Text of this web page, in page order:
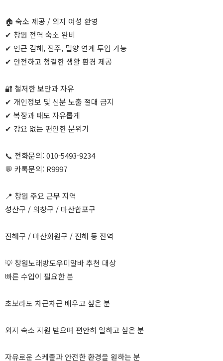
🏠 숙소 제공 / 외지 여성 환영
✔ 창원 전역 숙소 완비
✔ 인근 김해, 진주, 밀양 연계 투입 가능
✔ 안전하고 청결한 생활 환경 제공
🔐 철저한 보안과 자유
✔ 개인정보 및 신분 노출 절대 금지
✔ 복장과 태도 자유롭게
✔ 강요 없는 편안한 분위기
📞 전화문의: 010-5493-9234
💬 카톡문의: R9997
📍 창원 주요 근무 지역
성산구 / 의창구 / 마산합포구
진해구 / 마산회원구 / 진해 등 전역
💡 창원노래방도우미알바 추천 대상
빠른 수입이 필요한 분
초보라도 차근차근 배우고 싶은 분
외지 숙소 지원 받으며 편안히 일하고 싶은 분
자유로운 스케줄과 안전한 환경을 원하는 분